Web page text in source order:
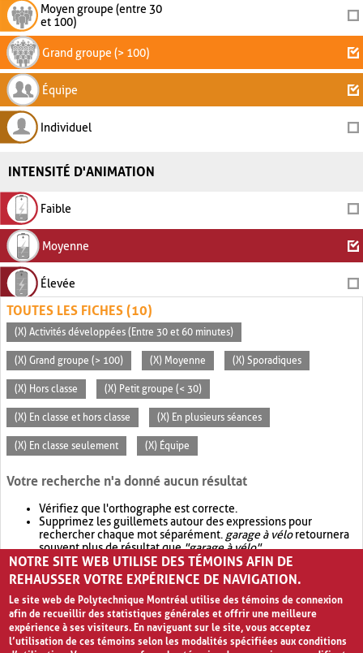
Moyen groupe (entre 30
et 100)
Grand groupe (> 100)
Équipe
Individuel
INTENSITÉ D'ANIMATION
Faible
Moyenne
Élevée
TOUTES LES FICHES (10)
(X) Activités développées (Entre 30 et 60 minutes)
(X) Grand groupe (> 100) (X) Moyenne (X) Sporadiques
(X) Hors classe (X) Petit groupe (< 30)
(X) En classe et hors classe (X) En plusieurs séances
(X) En classe seulement (X) Équipe
Votre recherche n'a donné aucun résultat
Vérifiez que l'orthographe est correcte.
Supprimez les guillemets autour des expressions pour
rechercher chaque mot séparément. garage à véloretournera
souvent plus de résultat que"garage à vélo".
Envisagez d'élargir votre recherche avec OR.garage OR vélo
retournera souvent plus de résultat quegarage à vélo
NOTRE SITE WEB UTILISE DES TÉMOINS AFIN DE
REHAUSSER VOTRE EXPÉRIENCE DE NAVIGATION.
Le site web de Polytechnique Montréal utilise des témoins de connexion
afin de recueillir des statistiques générales et offrir une meilleure
expérience à ses visiteurs. En naviguant sur le site, vous acceptez
l’utilisation de ces témoins selon les modalités spécifiées aux conditions